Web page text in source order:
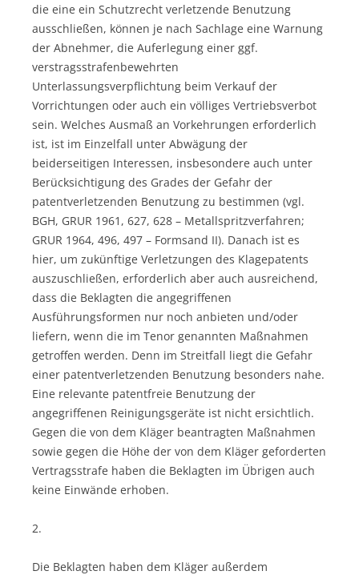
die eine ein Schutzrecht verletzende Benutzung
ausschließen, können je nach Sachlage eine Warnung
der Abnehmer, die Auferlegung einer ggf.
verstragsstrafenbewehrten
Unterlassungsverpflichtung beim Verkauf der
Vorrichtungen oder auch ein völliges Vertriebsverbot
sein. Welches Ausmaß an Vorkehrungen erforderlich
ist, ist im Einzelfall unter Abwägung der
beiderseitigen Interessen, insbesondere auch unter
Berücksichtigung des Grades der Gefahr der
patentverletzenden Benutzung zu bestimmen (vgl.
BGH, GRUR 1961, 627, 628 – Metallspritzverfahren;
GRUR 1964, 496, 497 – Formsand II). Danach ist es
hier, um zukünftige Verletzungen des Klagepatents
auszuschließen, erforderlich aber auch ausreichend,
dass die Beklagten die angegriffenen
Ausführungsformen nur noch anbieten und/oder
liefern, wenn die im Tenor genannten Maßnahmen
getroffen werden. Denn im Streitfall liegt die Gefahr
einer patentverletzenden Benutzung besonders nahe.
Eine relevante patentfreie Benutzung der
angegriffenen Reinigungsgeräte ist nicht ersichtlich.
Gegen die von dem Kläger beantragten Maßnahmen
sowie gegen die Höhe der von dem Kläger geforderten
Vertragsstrafe haben die Beklagten im Übrigen auch
keine Einwände erhoben.
2.
Die Beklagten haben dem Kläger außerdem